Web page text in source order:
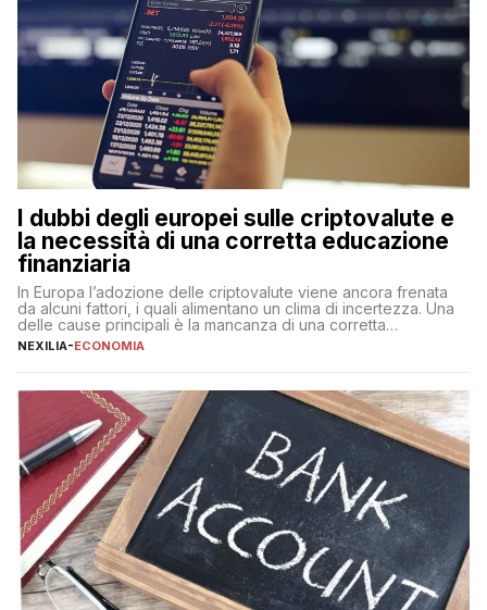
I dubbi degli europei sulle criptovalute e
la necessità di una corretta educazione
finanziaria
In Europa l’adozione delle criptovalute viene ancora frenata
da alcuni fattori, i quali alimentano un clima di incertezza. Una
delle cause principali è la mancanza di una corretta
educazione finanziaria, che impedisce ad una larga parte della
sulle criptovalute: […]
NEXILIA-ECONOMIA